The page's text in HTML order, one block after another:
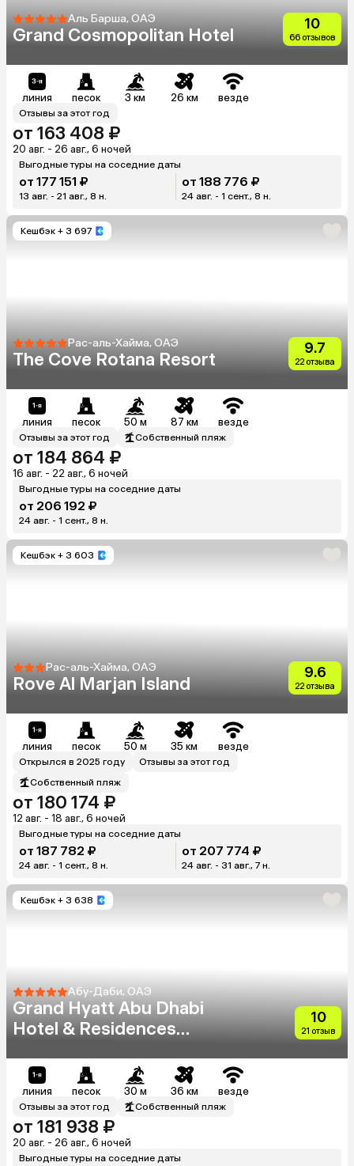
Аль Барша, ОАЭ
Grand Cosmopolitan Hotel
10
66 отзывов
линия песок 3 км 26 км везде
Отзывы за этот год
от 163 408 ₽
20 авг. - 26 авг., 6 ночей
Выгодные туры на соседние даты
от 177 151 ₽
13 авг. - 21 авг., 8 н.
от 188 776 ₽
24 авг. - 1 сент., 8 н.
Кешбэк + 3 697
Рас-аль-Хайма, ОАЭ
The Cove Rotana Resort
9.7
22 отзыва
линия песок 50 м 87 км везде
Отзывы за этот год Собственный пляж
от 184 864 ₽
16 авг. - 22 авг., 6 ночей
Выгодные туры на соседние даты
от 206 192 ₽
24 авг. - 1 сент., 8 н.
Кешбэк + 3 603
Рас-аль-Хайма, ОАЭ
Rove Al Marjan Island
9.6
22 отзыва
линия песок 50 м 35 км везде
Открылся в 2025 году
Отзывы за этот год
Собственный пляж
от 180 174 ₽
12 авг. - 18 авг., 6 ночей
Выгодные туры на соседние даты
от 187 782 ₽
24 авг. - 1 сент., 8 н.
от 207 774 ₽
24 авг. - 31 авг., 7 н.
Кешбэк + 3 638
Абу-Даби, ОАЭ
Grand Hyatt Abu Dhabi
Hotel & Residences
10
21 отзыв
линия песок 30 м 36 км везде
Отзывы за этот год Собственный пляж
от 181 938 ₽
20 авг. - 26 авг., 6 ночей
Выгодные туры на соседние даты